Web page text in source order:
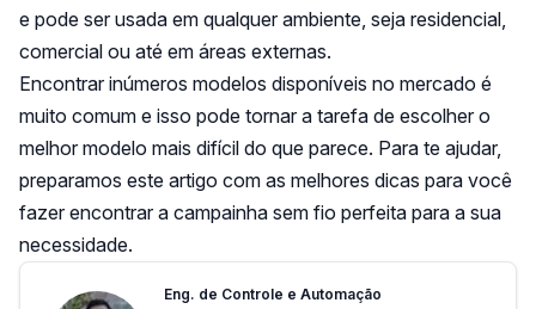
e pode ser usada em qualquer ambiente, seja residencial,
comercial ou até em áreas externas.
Encontrar inúmeros modelos disponíveis no mercado é
muito comum e isso pode tornar a tarefa de escolher o
melhor modelo mais difícil do que parece. Para te ajudar,
preparamos este artigo com as melhores dicas para você
fazer encontrar a campainha sem fio perfeita para a sua
necessidade.
Eng. de Controle e Automação